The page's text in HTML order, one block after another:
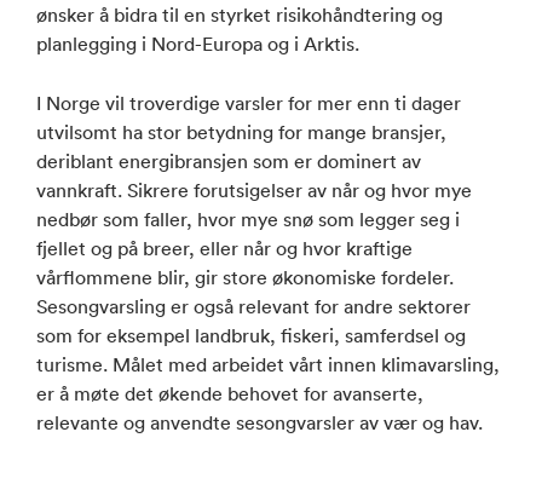
ønsker å bidra til en styrket risikohåndtering og
planlegging i Nord-Europa og i Arktis.
I Norge vil troverdige varsler for mer enn ti dager
utvilsomt ha stor betydning for mange bransjer,
deriblant energibransjen som er dominert av
vannkraft. Sikrere forutsigelser av når og hvor mye
nedbør som faller, hvor mye snø som legger seg i
fjellet og på breer, eller når og hvor kraftige
vårflommene blir, gir store økonomiske fordeler.
Sesongvarsling er også relevant for andre sektorer
som for eksempel landbruk, fiskeri, samferdsel og
turisme. Målet med arbeidet vårt innen klimavarsling,
er å møte det økende behovet for avanserte,
relevante og anvendte sesongvarsler av vær og hav.